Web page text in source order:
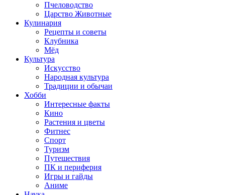
Пчеловодство
Царство Животные
Кулинария
Рецепты и советы
Клубника
Мёд
Культура
Искусство
Народная культура
Традиции и обычаи
Хобби
Интересные факты
Кино
Растения и цветы
Фитнес
Спорт
Туризм
Путешествия
ПК и периферия
Игры и гайды
Аниме